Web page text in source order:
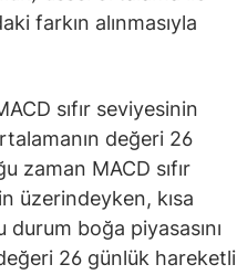
farkın alınmasıyla
sıfır seviyesinin
değeri 26
zaman MACD sıfır
üzerindeyken, kısa
boğa piyasasını
26 günlük hareketli